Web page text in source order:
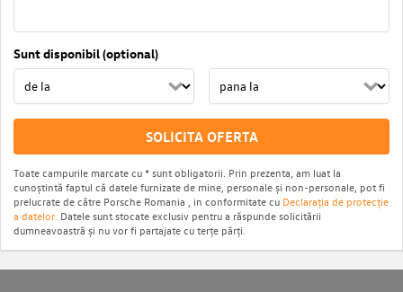
Sunt disponibil (optional)
SOLICITA OFERTA
Toate campurile marcate cu * sunt obligatorii. Prin prezenta, am luat la
cunoștintă faptul că datele furnizate de mine, personale și non-personale, pot fi
prelucrate de către Porsche Romania , in conformitate cu Declarația de protecție
a datelor. Datele sunt stocate exclusiv pentru a răspunde solicitării
dumneavoastră și nu vor fi partajate cu terțe părți.